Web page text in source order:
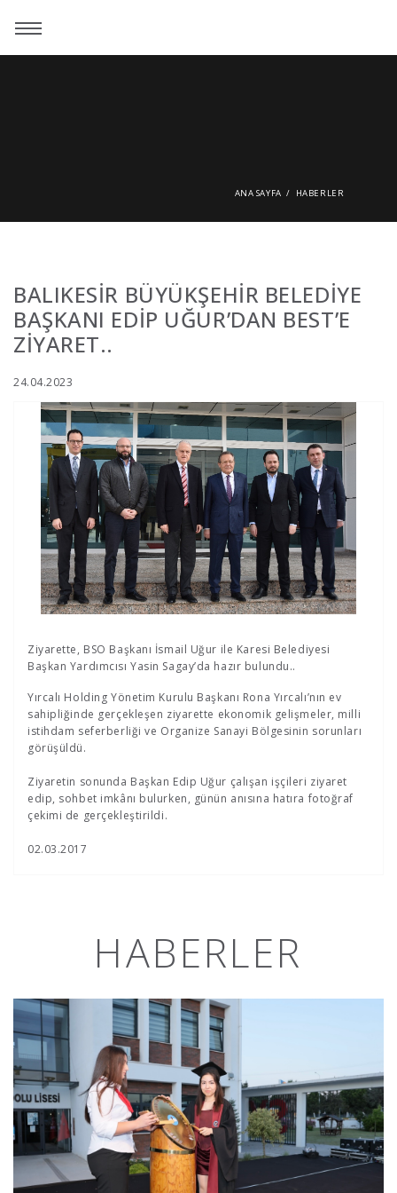
ANA SAYFA HABERLER
BALIKESİR BÜYÜKŞEHİR BELEDİYE
BAŞKANI EDİP UĞUR’DAN BEST’E
ZİYARET..
24.04.2023
Ziyarette, BSO Başkanı İsmail Uğur ile Karesi Belediyesi
Başkan Yardımcısı Yasin Sagay’da hazır bulundu..
Yırcalı Holding Yönetim Kurulu Başkanı Rona Yırcalı’nın ev
sahipliğinde gerçekleşen ziyarette ekonomik gelişmeler, milli
istihdam seferberliği ve Organize Sanayi Bölgesinin sorunları
görüşüldü.
Ziyaretin sonunda Başkan Edip Uğur çalışan işçileri ziyaret
edip, sohbet imkânı bulurken, günün anısına hatıra fotoğraf
çekimi de gerçekleştirildi.
02.03.2017
HABERLER